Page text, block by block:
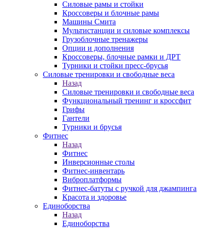
Силовые рамы и стойки
Кроссоверы и блочные рамы
Машины Смита
Мультистанции и силовые комплексы
Грузоблочные тренажеры
Опции и дополнения
Кроссоверы, блочные рамки и ДРТ
Турники и стойки пресс-брусья
Силовые тренировки и свободные веса
Назад
Силовые тренировки и свободные веса
Функциональный тренинг и кроссфит
Грифы
Гантели
Турники и брусья
Фитнес
Назад
Фитнес
Инверсионные столы
Фитнес-инвентарь
Виброплатформы
Фитнес-батуты с ручкой для джампинга
Красота и здоровье
Единоборства
Назад
Единоборства